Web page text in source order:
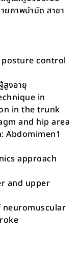
ยภาพบำบัด สาขา
posture control
สูงอายุ
in
in the trunk
and hip area
Abdomimen1
approach
and upper
neuromuscular